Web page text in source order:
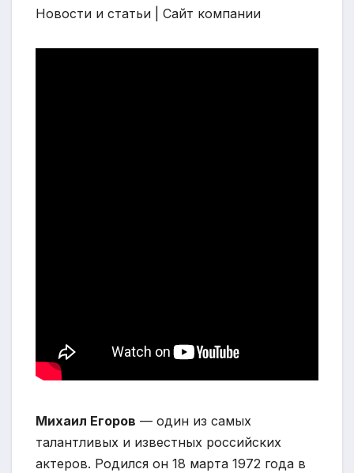
Михаил Егоров — один из самых
талантливых и известных российских
актеров. Родился он 18 марта 1972 года в